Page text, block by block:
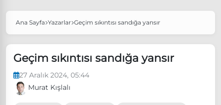
Popüler Aramalar
Özgür Özel, Ekrem İmamoğlu’nu ziyaret edecek
Ünlü çift bir etkinliğe daha katılmama kararı aldı
Ana Sayfa Yazarlar Geçim sıkıntısı sandığa yansır
Geçim sıkıntısı sandığa yansır
27 Aralık 2024, 05:44
Murat Kışlalı